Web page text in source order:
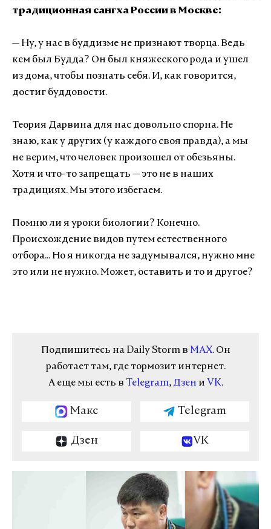
традиционная сангха России в Москве:
— Ну, у нас в буддизме не признают творца. Ведь
кем был Будда? Он был княжеского рода и ушел
из дома, чтобы познать себя. И, как говорится,
достиг буддовости.
Теория Дарвина для нас довольно спорна. Не
знаю, как у других (у каждого своя правда), а мы
не верим, что человек произошел от обезьяны.
Хотя и что-то запрещать — это не в наших
традициях. Мы этого избегаем.
Помню ли я уроки биологии? Конечно.
Происхождение видов путем естественного
отбора... Но я никогда не задумывался, нужно мне
это или не нужно. Может, оставить и то и другое?
Подпишитесь на Daily Storm в MAX. Он
работает там, где тормозит интернет.
А еще мы есть в Telegram, Дзен и VK.
Макс Telegram
Дзен VK